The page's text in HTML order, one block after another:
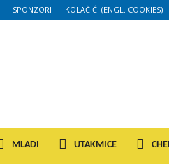
SPONZORI KOLAČIĆI (ENGL. COOKIES)
MLADI UTAKMICE